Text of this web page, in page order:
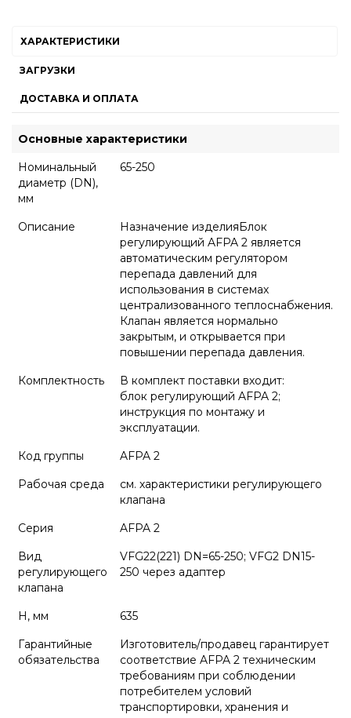
ХАРАКТЕРИСТИКИ
ЗАГРУЗКИ
ДОСТАВКА И ОПЛАТА
Основные характеристики
Номинальный
диаметр (DN),
мм
65-250
Описание
Назначение изделияБлок
регулирующий AFPA 2 является
автоматическим регулятором
перепада давлений для
использования в системах
централизованного теплоснабжения.
Клапан является нормально
закрытым, и открывается при
повышении перепада давления.
Комплектность
В комплект поставки входит:
блок регулирующий AFPA 2;
инструкция по монтажу и
эксплуатации.
Код группы
AFPA 2
Рабочая среда
см. характеристики регулирующего
клапана
Серия
AFPA 2
Вид
регулирующего
клапана
VFG22(221) DN=65-250; VFG2 DN15-
250 через адаптер
H, мм
635
Гарантийные
обязательства
Изготовитель/продавец гарантирует
соответствие AFPA 2 техническим
требованиям при соблюдении
потребителем условий
транспортировки, хранения и